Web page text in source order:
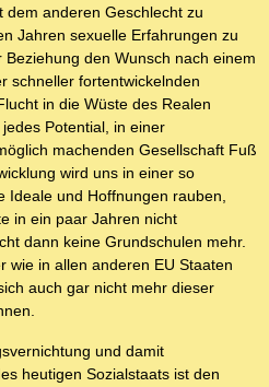
dem anderen Geschlecht zu
Jahren sexuelle Erfahrungen zu
den Wunsch nach einem
schneller fortentwickelnden
in die Wüste des Realen
Potential, in einer
machenden Gesellschaft Fuß
wird uns in einer so
Ideale und Hoffnungen rauben,
in ein paar Jahren nicht
dann keine Grundschulen mehr.
wie in allen anderen EU Staaten
auch gar nicht mehr dieser
und damit
heutigen Sozialstaats ist den